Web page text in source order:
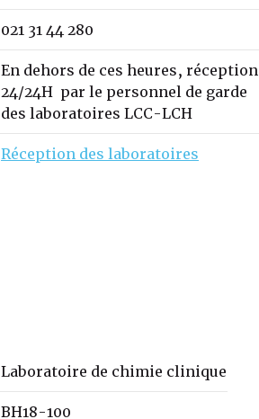
021 31 44 280
En dehors de ces heures, réception
24/24H par le personnel de garde
des laboratoires LCC-LCH
Réception des laboratoires
Laboratoire de chimie clinique
BH18-100